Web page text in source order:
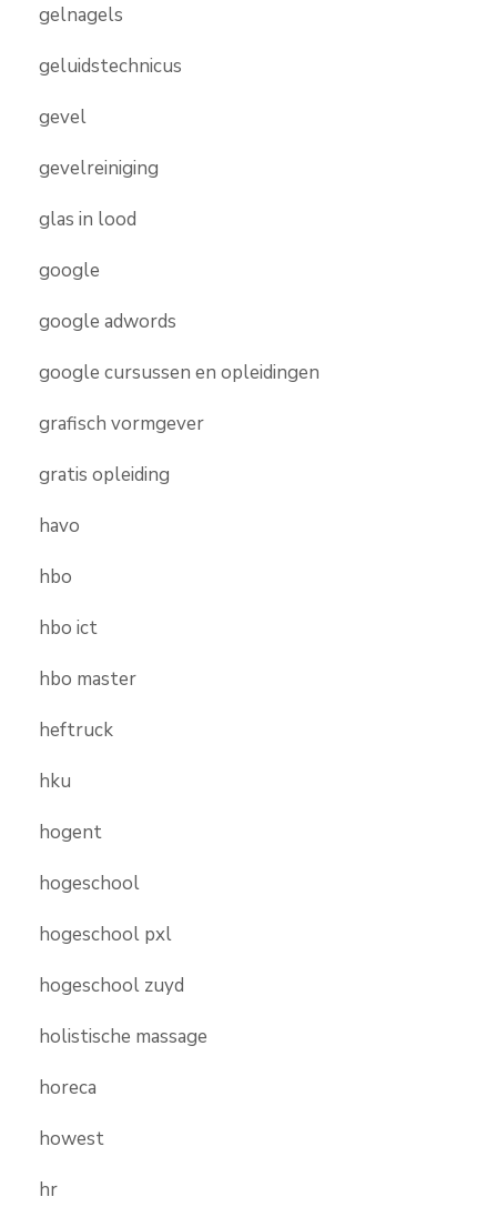
gelnagels
geluidstechnicus
gevel
gevelreiniging
glas in lood
google
google adwords
google cursussen en opleidingen
grafisch vormgever
gratis opleiding
havo
hbo
hbo ict
hbo master
heftruck
hku
hogent
hogeschool
hogeschool pxl
hogeschool zuyd
holistische massage
horeca
howest
hr